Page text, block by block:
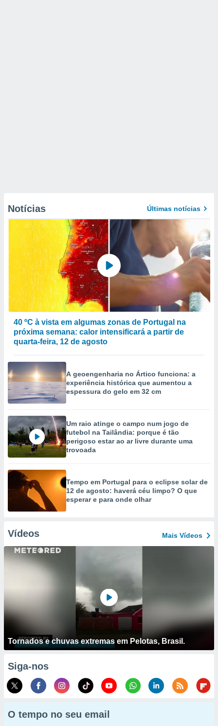
Notícias Últimas notícias
40 ºC à vista em algumas zonas de Portugal na
próxima semana: calor intensificará a partir de
quarta-feira, 12 de agosto
A geoengenharia no Ártico funciona: a
experiência histórica que aumentou a
espessura do gelo em 32 cm
Um raio atinge o campo num jogo de
futebol na Tailândia: porque é tão
perigoso estar ao ar livre durante uma
trovoada
Tempo em Portugal para o eclipse solar de
12 de agosto: haverá céu limpo? O que
esperar e para onde olhar
Vídeos Mais Vídeos
Tornados e chuvas extremas em Pelotas, Brasil.
Siga-nos
O tempo no seu email